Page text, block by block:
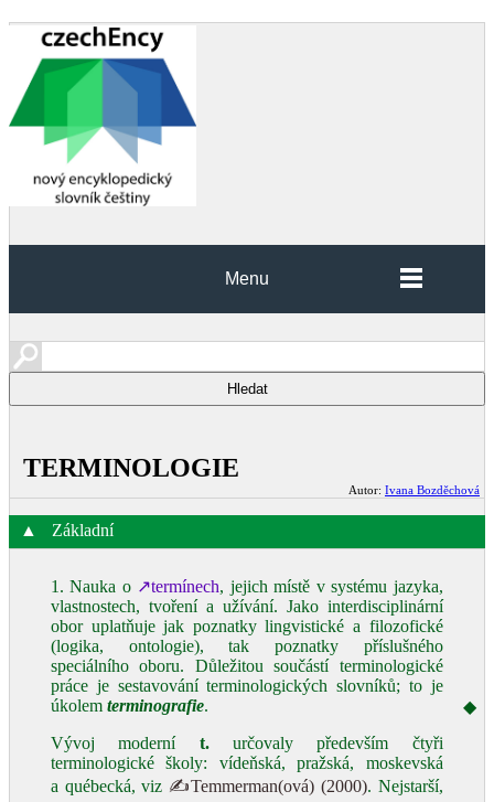
Menu
TERMINOLOGIE
Autor: Ivana Bozděchová
▲ Základní
1. Nauka o ↗termínech, jejich místě v systému jazyka,
vlastnostech, tvoření a užívání. Jako interdisciplinární
obor uplatňuje jak poznatky lingvistické a filozofické
(logika, ontologie), tak poznatky příslušného
speciálního oboru. Důležitou součástí terminologické
práce je sestavování terminologických slovníků; to je
úkolem terminografie.
Vývoj moderní t.určovaly především čtyři
terminologické školy: vídeňská, pražská, moskevská
a québecká, viz ✍Temmerman(ová) (2000). Nejstarší,
◆